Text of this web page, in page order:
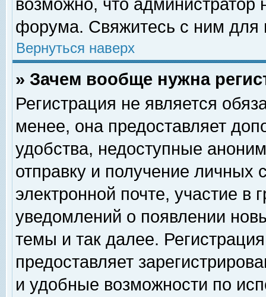
возможно, что
форума. Свяжитесь с ним для
Вернуться наверх
» Зачем вообще нужна
Регистрация не является
менее, она предоставляет
удобства, недоступные
отправку и получение личных
электронной почте, участие в
уведомлений о появлении
темы и так далее.
предоставляет
и удобные возможности по